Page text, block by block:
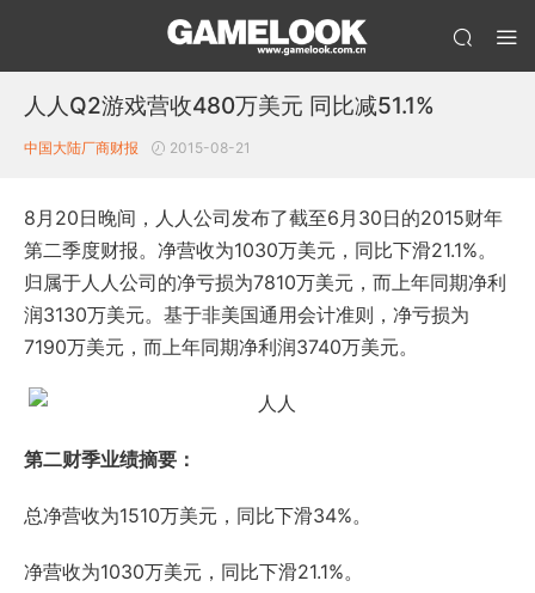
人人Q2游戏营收480万美元 同比减51.1%
中国大陆厂商财报 2015-08-21
8月20日晚间，人人公司发布了截至6月30日的2015财年
第二季度财报。净营收为1030万美元，同比下滑21.1%。
归属于人人公司的净亏损为7810万美元，而上年同期净利
润3130万美元。基于非美国通用会计准则，净亏损为
7190万美元，而上年同期净利润3740万美元。
第二财季业绩摘要：
总净营收为1510万美元，同比下滑34%。
净营收为1030万美元，同比下滑21.1%。